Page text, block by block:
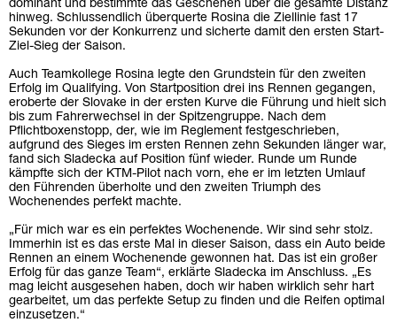
dominant und bestimmte das Geschehen über die gesamte Distanz
hinweg. Schlussendlich überquerte Rosina die Ziellinie fast 17
Sekunden vor der Konkurrenz und sicherte damit den ersten Start-
Ziel-Sieg der Saison.
Auch Teamkollege Rosina legte den Grundstein für den zweiten
Erfolg im Qualifying. Von Startposition drei ins Rennen gegangen,
eroberte der Slovake in der ersten Kurve die Führung und hielt sich
bis zum Fahrerwechsel in der Spitzengruppe. Nach dem
Pflichtboxenstopp, der, wie im Reglement festgeschrieben,
aufgrund des Sieges im ersten Rennen zehn Sekunden länger war,
fand sich Sladecka auf Position fünf wieder. Runde um Runde
kämpfte sich der KTM-Pilot nach vorn, ehe er im letzten Umlauf
den Führenden überholte und den zweiten Triumph des
Wochenendes perfekt machte.
„Für mich war es ein perfektes Wochenende. Wir sind sehr stolz.
Immerhin ist es das erste Mal in dieser Saison, dass ein Auto beide
Rennen an einem Wochenende gewonnen hat. Das ist ein großer
Erfolg für das ganze Team“, erklärte Sladecka im Anschluss. „Es
mag leicht ausgesehen haben, doch wir haben wirklich sehr hart
gearbeitet, um das perfekte Setup zu finden und die Reifen optimal
einzusetzen.“